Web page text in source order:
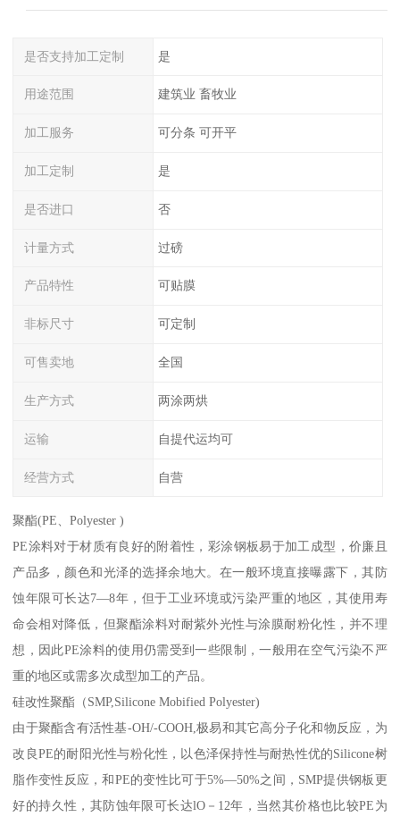
是否支持加工定制 是
用途范围 建筑业 畜牧业
加工服务 可分条 可开平
加工定制 是
是否进口 否
计量方式 过磅
产品特性 可贴膜
非标尺寸 可定制
可售卖地 全国
生产方式 两涂两烘
运输 自提代运均可
经营方式 自营
聚酯(PE、Polyester )
PE涂料对于材质有良好的附着性，彩涂钢板易于加工成型，价廉且
产品多，颜色和光泽的选择余地大。在一般环境直接曝露下，其防
蚀年限可长达7—8年，但于工业环境或污染严重的地区，其使用寿
命会相对降低，但聚酯涂料对耐紫外光性与涂膜耐粉化性，并不理
想，因此PE涂料的使用仍需受到一些限制，一般用在空气污染不严
重的地区或需多次成型加工的产品。
硅改性聚酯（SMP,Silicone Mobified Polyester)
由于聚酯含有活性基-OH/-COOH,极易和其它高分子化和物反应，为
改良PE的耐阳光性与粉化性，以色泽保持性与耐热性优的Silicone树
脂作变性反应，和PE的变性比可于5%—50%之间，SMP提供钢板更
好的持久性，其防蚀年限可长达lO－12年，当然其价格也比较PE为